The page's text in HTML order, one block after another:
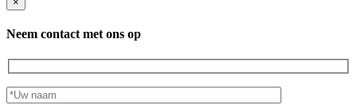
Neem contact met ons op